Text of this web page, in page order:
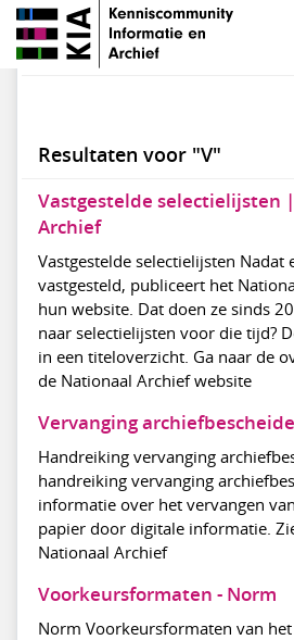
KIA Kennisbank Meer
# A B C D E F G H I J K
Resultaten voor "V"
Vastgestelde selectielijsten
Archief
Vastgestelde selectielijsten Nadat
vastgesteld, publiceert het
hun website. Dat doen ze sinds
naar selectielijsten voor die tijd?
in een titeloverzicht. Ga naar de
de Nationaal Archief website
Vervanging
Handreiking vervanging
handreiking vervanging
informatie over het vervangen
papier door digitale informatie.
Nationaal Archief
Voorkeursformaten - Norm
Norm Voorkeursformaten van